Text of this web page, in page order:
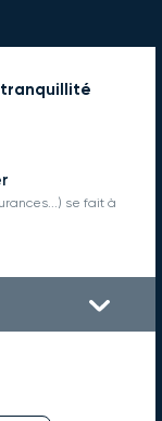
tranquillité
se fait à